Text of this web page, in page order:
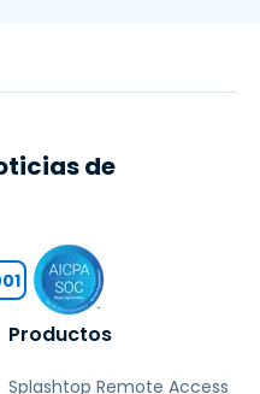
Productos
Splashtop Remote Access
de